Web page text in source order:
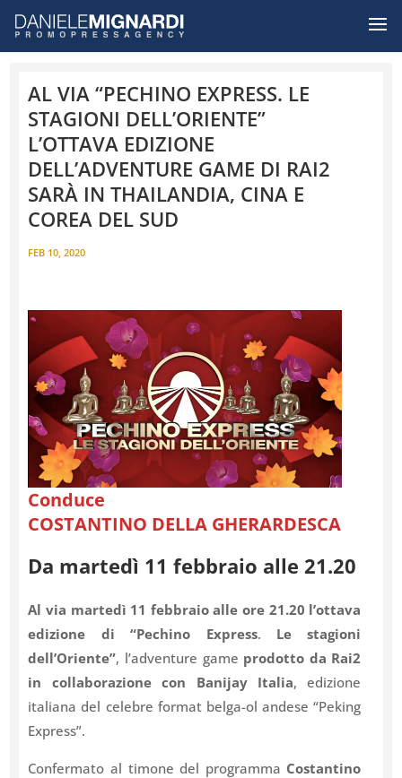
AL VIA “PECHINO EXPRESS. LE
STAGIONI DELL’ORIENTE”
L’OTTAVA EDIZIONE
DELL’ADVENTURE GAME DI RAI2
SARÀ IN THAILANDIA, CINA E
COREA DEL SUD
FEB 10, 2020
Conduce
COSTANTINO DELLA GHERARDESCA
Da martedì 11 febbraio alle 21.20
Al via martedì 11 febbraio alle ore 21.20 l’ottava
edizione di “Pechino Express. Le stagioni
dell’Oriente”, l’adventure game prodotto da Rai2
in collaborazione con Banijay Italia, edizione
italiana del celebre format belga-ol andese “Peking
Express”.
Confermato al timone del programma Costantino